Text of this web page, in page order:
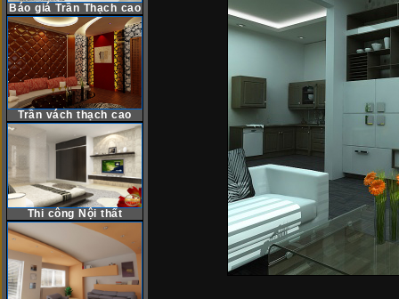
Báo giá Trần Thạch cao
Trần vách thạch cao
Thi công Nội thất